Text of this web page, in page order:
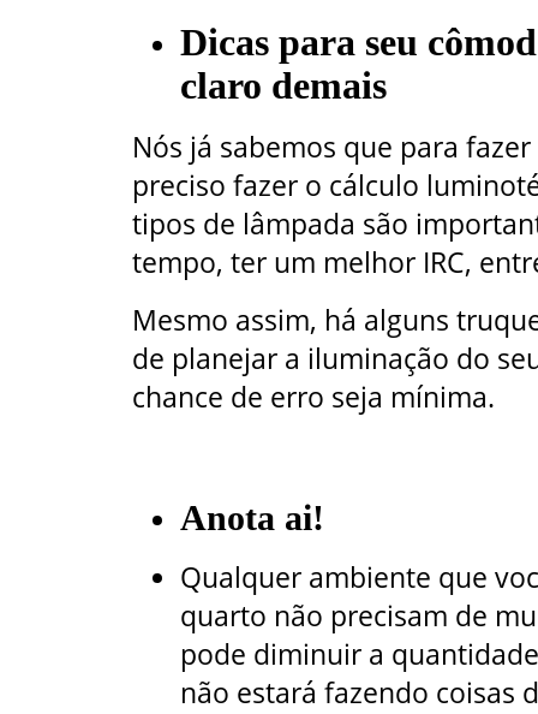
Dicas para seu
claro demais
Nós já sabemos que para
preciso fazer o cálculo
tipos de lâmpada são
tempo, ter um melhor IRC,
Mesmo assim, há alguns
de planejar a iluminação do
chance de erro seja mínima.
Anota ai!
Qualquer ambiente que
quarto não precisam de
pode diminuir a
não estará fazendo coisas